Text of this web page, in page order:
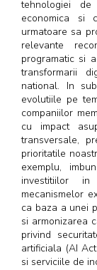
tehnologiei
economica si
urmatoare sa
relevante
programatic si
transformarii
national. In
evolutiile pe
companiilor
cu impact
transversale,
prioritatile
exemplu,
investitiilor in
mecanismelor
ca baza a unei
si armonizarea
privind
artificiala (AI
si serviciile de